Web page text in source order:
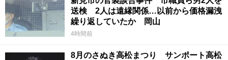
送検 2人は遠縁関係…以前から価格漏洩
繰り返していたか 岡山
4時間前
8月のさぬき高松まつり サンポート高松